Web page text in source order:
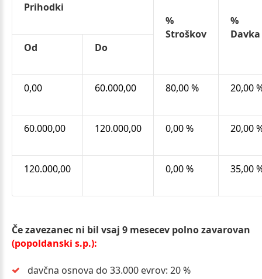
Prihodki
%
Stroškov
%
Davka
Od
Do
0,00 60.000,00 80,00 % 20,00
60.000,00 120.000,00 0,00 % 20,00
120.000,00 0,00 % 35,00
Če zavezanec ni bil vsaj 9 mesecev polno zavarovan
(popoldanski s.p.):
davčna osnova do 33.000 evrov: 20 %